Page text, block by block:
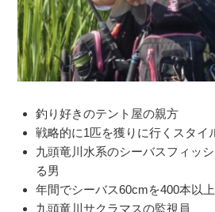
釣り好きのテント屋の親方
戦略的に1匹を獲りに行くスタイ
九頭竜川水系のシーバスフィッ
る男
年間でシーバス60cmを400本以上
九頭竜川サクラマスの監視員